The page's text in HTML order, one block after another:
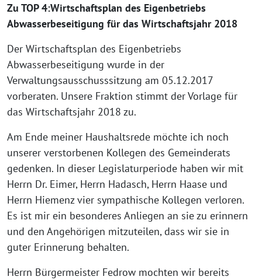
Zu TOP 4:Wirtschaftsplan des Eigenbetriebs
Abwasserbeseitigung für das Wirtschaftsjahr 2018
Der Wirtschaftsplan des Eigenbetriebs
Abwasserbeseitigung wurde in der
Verwaltungsausschusssitzung am 05.12.2017
vorberaten. Unsere Fraktion stimmt der Vorlage für
das Wirtschaftsjahr 2018 zu.
Am Ende meiner Haushaltsrede möchte ich noch
unserer verstorbenen Kollegen des Gemeinderats
gedenken. In dieser Legislaturperiode haben wir mit
Herrn Dr. Eimer, Herrn Hadasch, Herrn Haase und
Herrn Hiemenz vier sympathische Kollegen verloren.
Es ist mir ein besonderes Anliegen an sie zu erinnern
und den Angehörigen mitzuteilen, dass wir sie in
guter Erinnerung behalten.
Herrn Bürgermeister Fedrow mochten wir bereits